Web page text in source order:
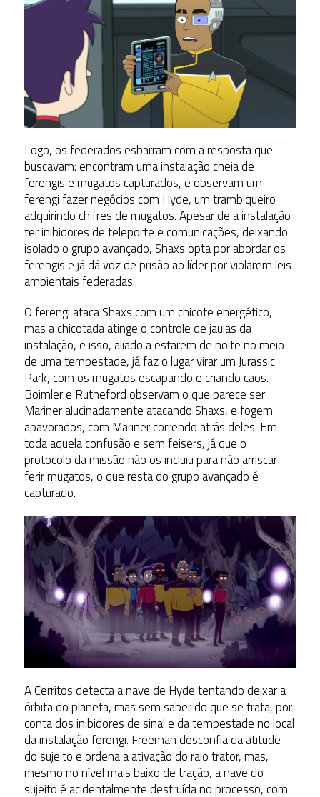
Logo, os federados esbarram com a resposta que
buscavam: encontram uma instalação cheia de
ferengis e mugatos capturados, e observam um
ferengi fazer negócios com Hyde, um trambiqueiro
adquirindo chifres de mugatos. Apesar de a instalação
ter inibidores de teleporte e comunicações, deixando
isolado o grupo avançado, Shaxs opta por abordar os
ferengis e já dá voz de prisão ao líder por violarem leis
ambientais federadas.
O ferengi ataca Shaxs com um chicote energético,
mas a chicotada atinge o controle de jaulas da
instalação, e isso, aliado a estarem de noite no meio
de uma tempestade, já faz o lugar virar um Jurassic
Park, com os mugatos escapando e criando caos.
Boimler e Rutheford observam o que parece ser
Mariner alucinadamente atacando Shaxs, e fogem
apavorados, com Mariner correndo atrás deles. Em
toda aquela confusão e sem feisers, já que o
protocolo da missão não os incluiu para não arriscar
ferir mugatos, o que resta do grupo avançado é
capturado.
A Cerritos detecta a nave de Hyde tentando deixar a
órbita do planeta, mas sem saber do que se trata, por
conta dos inibidores de sinal e da tempestade no local
da instalação ferengi. Freeman desconfia da atitude
do sujeito e ordena a ativação do raio trator, mas,
mesmo no nível mais baixo de tração, a nave do
sujeito é acidentalmente destruída no processo, com